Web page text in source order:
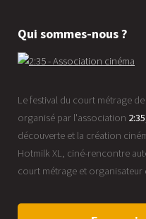
Qui sommes-nous ?
Le festival du court métrage
organisé par l'association
découverte et la création
Hotmilk XL, ciné-rencontre
court métrage et organisateur